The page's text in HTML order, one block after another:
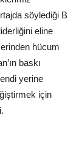
söylediği B
eline
hücum
baskı
yerine
için